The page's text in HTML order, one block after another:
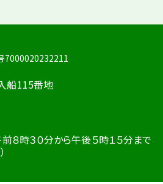
7000020232211
船115番地
時３０分から午後５時１５分まで